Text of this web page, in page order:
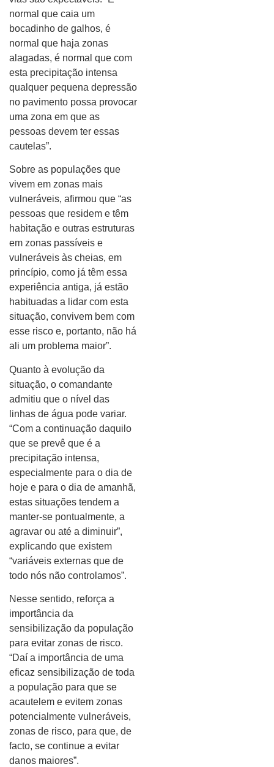
normal que caia um
bocadinho de galhos, é
normal que haja zonas
alagadas, é normal que com
esta precipitação intensa
qualquer pequena depressão
no pavimento possa provocar
uma zona em que as
pessoas devem ter essas
cautelas”.
Sobre as populações que
vivem em zonas mais
vulneráveis, afirmou que “as
pessoas que residem e têm
habitação e outras estruturas
em zonas passíveis e
vulneráveis às cheias, em
princípio, como já têm essa
experiência antiga, já estão
habituadas a lidar com esta
situação, convivem bem com
esse risco e, portanto, não há
ali um problema maior”.
Quanto à evolução da
situação, o comandante
admitiu que o nível das
linhas de água pode variar.
“Com a continuação daquilo
que se prevê que é a
precipitação intensa,
especialmente para o dia de
hoje e para o dia de amanhã,
estas situações tendem a
manter-se pontualmente, a
agravar ou até a diminuir”,
explicando que existem
“variáveis externas que de
todo nós não controlamos”.
Nesse sentido, reforça a
importância da
sensibilização da população
para evitar zonas de risco.
“Daí a importância de uma
eficaz sensibilização de toda
a população para que se
acautelem e evitem zonas
potencialmente vulneráveis,
zonas de risco, para que, de
facto, se continue a evitar
danos maiores”.